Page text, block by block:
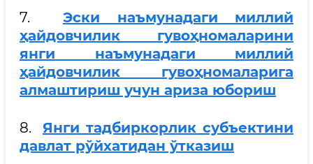
7. Эски наъмунадаги миллий
ҳайдовчилик гувоҳномаларини
янги наъмунадаги миллий
ҳайдовчилик гувоҳномаларига
алмаштириш учун ариза юбориш
8. Янги тадбиркорлик субъектини
давлат рўйхатидан ўтказиш